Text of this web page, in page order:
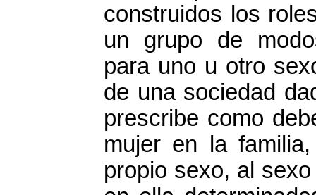
construidos los
un grupo de
para uno u otro
de una sociedad
prescribe como
mujer en la
propio sexo, al